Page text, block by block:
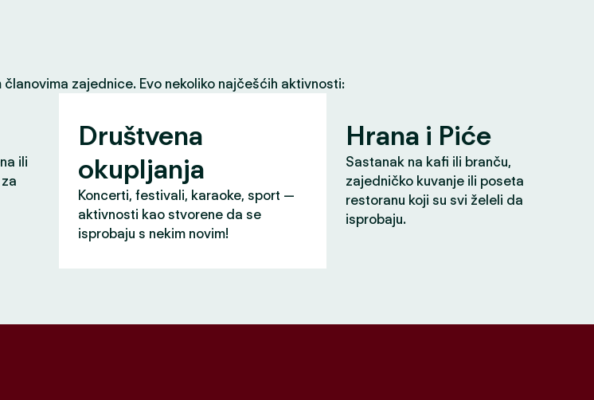
zajednice. Evo nekoliko najčešćih aktivnosti:
ili
Društvena
okupljanja
Koncerti, festivali, karaoke, sport —
aktivnosti kao stvorene da se
isprobaju s nekim novim!
Hrana i Piće
Sastanak na kafi ili branču,
zajedničko kuvanje ili poseta
restoranu koji su svi želeli da
isprobaju.